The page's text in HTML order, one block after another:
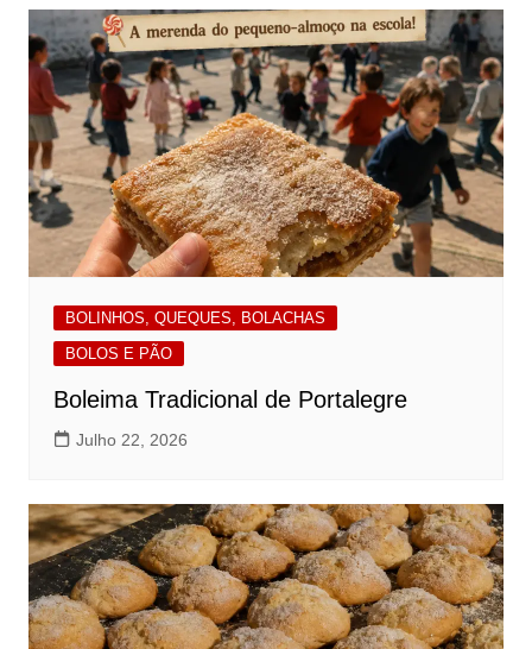
BOLINHOS, QUEQUES, BOLACHAS
BOLOS E PÃO
Boleima Tradicional de Portalegre
Julho 22, 2026